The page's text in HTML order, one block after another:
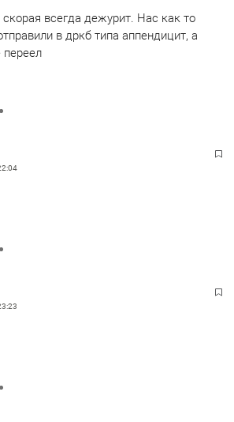
всегда дежурит. Нас как то
в дркб типа аппендицит, а
переел